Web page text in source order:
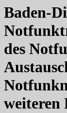
Baden-
des
weiteren